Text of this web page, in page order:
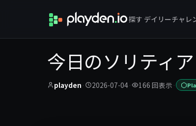
探す デイリーチャレ
今日のソリティア
playden · 2026-07-04· 166 回表示 ·